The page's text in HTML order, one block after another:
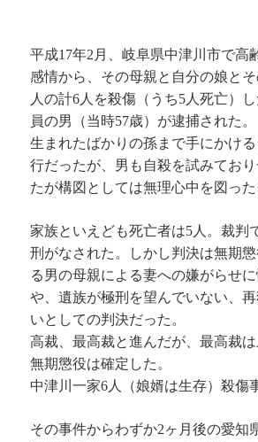
平成17年2月、岐阜県中津川市で高
感情から、その母親と自分の娘と
人の計6人を殺傷（うち5人死亡）
員の男（当時57歳）が逮捕された。
生まれたばかりの孫まで手にかけ
行だったが、男も自殺を試みてお
たが構図としては無理心中を図った
家族といえども死亡者は5人。裁判
刑がなされた。しかし判決は無期
る男の母親による妻への嫌がらせ
や、遺族が極刑を望んでいない、
いとしての判決だった。
高裁、最高裁と進んだが、最高裁
無期懲役は確定した。
中津川一家6人（娘婿は生存）殺傷
その事件からわずか2ヶ月後の愛知